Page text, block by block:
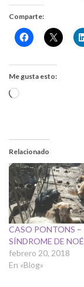
Comparte:
Me gusta esto:
Cargando...
Relacionado
CASO PONTONS –
SÍNDROME DE NOÉ
febrero 20, 2018
En «Blog»